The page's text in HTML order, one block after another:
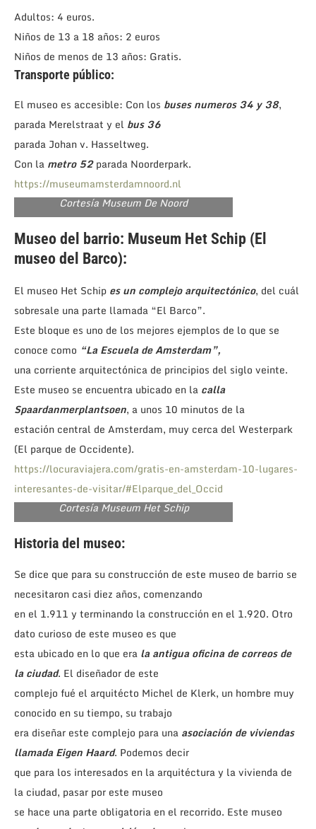
Adultos: 4 euros.
Niños de 13 a 18 años: 2 euros
Niños de menos de 13 años: Gratis.
Transporte público:
El museo es accesible: Con los buses numeros 34 y 38,
parada Merelstraat y el bus 36
parada Johan v. Hasseltweg.
Con la metro 52parada Noorderpark.
https://museumamsterdamnoord.nl
Cortesía Museum De Noord
Museo del barrio: Museum Het Schip (El
museo del Barco):
El museo Het Schip es un complejo arquitectónico, del cuál
sobresale una parte llamada “El Barco”.
Este bloque es uno de los mejores ejemplos de lo que se
conoce como “La Escuela de Amsterdam”,
una corriente arquitectónica de principios del siglo veinte.
Este museo se encuentra ubicado en la calla
Spaardanmerplantsoen, a unos 10 minutos de la
estación central de Amsterdam, muy cerca del Westerpark
(El parque de Occidente).
https://locuraviajera.com/gratis-en-amsterdam-10-lugares-
interesantes-de-visitar/#Elparque_del_Occid
Cortesía Museum Het Schip
Historia del museo:
Se dice que para su construcción de este museo de barrio se
necesitaron casi diez años, comenzando
en el 1.911 y terminando la construcción en el 1.920. Otro
dato curioso de este museo es que
esta ubicado en lo que era la antigua oficina de correos de
la ciudad. El diseñador de este
complejo fué el arquitécto Michel de Klerk, un hombre muy
conocido en su tiempo, su trabajo
era diseñar este complejo para una asociación de viviendas
llamada Eigen Haard. Podemos decir
que para los interesados en la arquitéctura y la vivienda de
la ciudad, pasar por este museo
se hace una parte obligatoria en el recorrido. Este museo